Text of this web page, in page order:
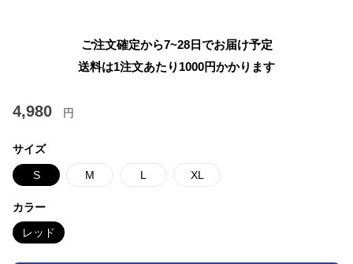
ご注文確定から7~28日でお届け予定
送料は1注文あたり 1000円かかります
4,980 円
サイズ
S M L XL
カラー
レッド